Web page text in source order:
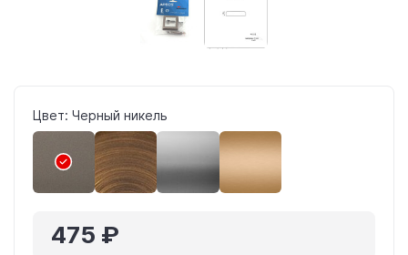
Цвет: Черный никель
475 ₽